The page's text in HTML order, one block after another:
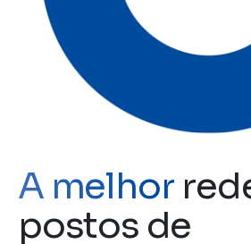
A melhor
postos de